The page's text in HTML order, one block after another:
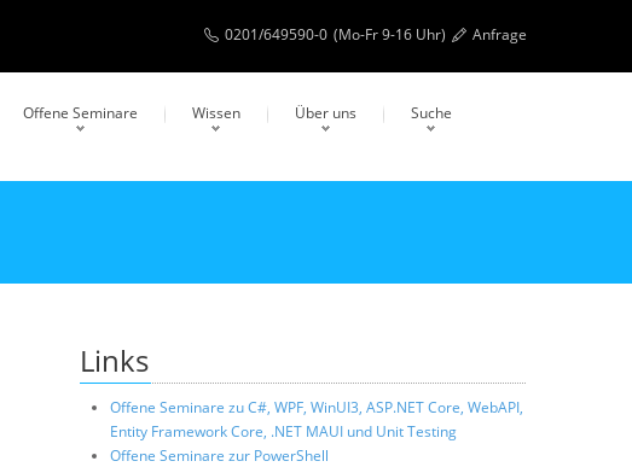
0201/649590-0 (Mo-Fr 9-16 Uhr) Anfrage
Offene Seminare Wissen Über uns Suche
Links
Offene Seminare zu C#, WPF, WinUI3, ASP.NET Core, WebAPI,
Entity Framework Core, .NET MAUI und Unit Testing
Offene Seminare zur PowerShell